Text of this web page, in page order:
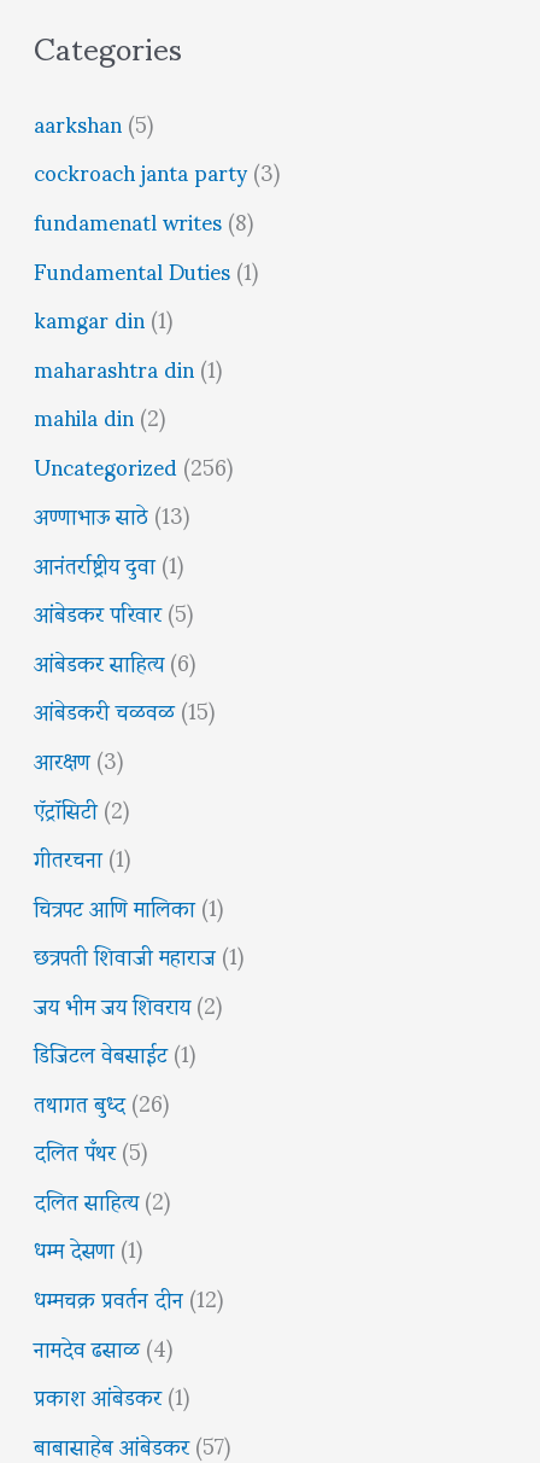
Categories
aarkshan(5)
cockroach janta party(3)
fundamenatl writes(8)
Fundamental Duties(1)
kamgar din(1)
maharashtra din(1)
mahila din(2)
Uncategorized(256)
अण्णाभाऊ साठे(13)
आनंतर्राष्ट्रीय दुवा(1)
आंबेडकर परिवार(5)
आंबेडकर साहित्य(6)
आंबेडकरी चळवळ(15)
आरक्षण(3)
ऍट्रॉसिटी(2)
गीतरचना(1)
चित्रपट आणि मालिका(1)
छत्रपती शिवाजी महाराज(1)
जय भीम जय शिवराय(2)
डिजिटल वेबसाईट(1)
तथागत बुध्द(26)
दलित पँथर(5)
दलित साहित्य(2)
धम्म देसणा(1)
धम्मचक्र प्रवर्तन दीन(12)
नामदेव ढसाळ(4)
प्रकाश आंबेडकर(1)
बाबासाहेब आंबेडकर(57)